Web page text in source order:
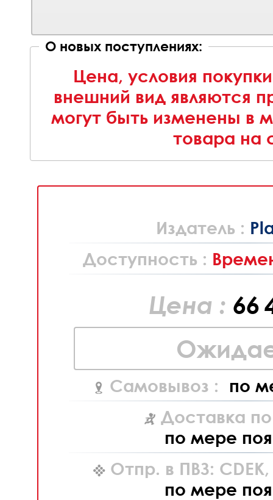
О новых поступлениях:
Цена, условия
внешний вид являются
могут быть изменены в
товара на
Издатель :
Доступность :
Цена : 66
Самовывоз : по
Доставка
по мере
Отпр. в ПВЗ: CDEK,
по мере